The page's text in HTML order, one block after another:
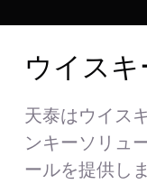
索
る：日本語
ウイス
天泰はウイス
ンキーソリュ
ールを提供し